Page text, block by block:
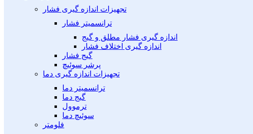
تجهیزات اندازه گیری فشار
ترانسمیتر فشار
اندازه گیری فشار مطلق و گیج
اندازه گیری اختلاف فشار
گیج فشار
پرشر سوئیچ
تجهیزات اندازه گیری دما
ترانسمیتر دما
گیج دما
ترموول
سوئیچ دما
فلومتر